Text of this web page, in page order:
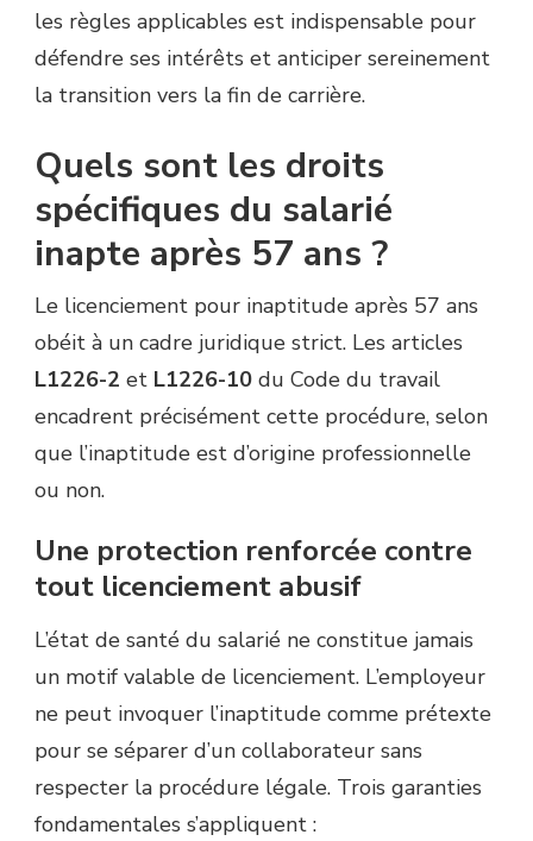
les règles applicables est indispensable pour
défendre ses intérêts et anticiper sereinement
la transition vers la fin de carrière.
Quels sont les droits
spécifiques du salarié
inapte après 57 ans ?
Le licenciement pour inaptitude après 57 ans
obéit à un cadre juridique strict. Les articles
L1226-2 et L1226-10 du Code du travail
encadrent précisément cette procédure, selon
que l’inaptitude est d’origine professionnelle
ou non.
Une protection renforcée contre
tout licenciement abusif
L’état de santé du salarié ne constitue jamais
un motif valable de licenciement. L’employeur
ne peut invoquer l’inaptitude comme prétexte
pour se séparer d’un collaborateur sans
respecter la procédure légale. Trois garanties
fondamentales s’appliquent :